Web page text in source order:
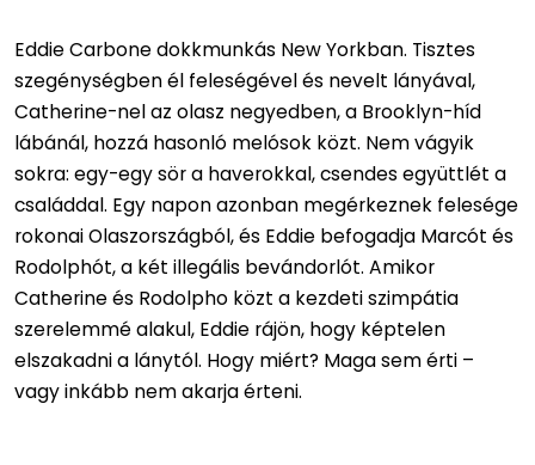
Eddie Carbone dokkmunkás New Yorkban. Tisztes
szegénységben él feleségével és nevelt lányával,
Catherine-nel az olasz negyedben, a Brooklyn-híd
lábánál, hozzá hasonló melósok közt. Nem vágyik
sokra: egy-egy sör a haverokkal, csendes együttlét a
családdal. Egy napon azonban megérkeznek felesége
rokonai Olaszországból, és Eddie befogadja Marcót és
Rodolphót, a két illegális bevándorlót. Amikor
Catherine és Rodolpho közt a kezdeti szimpátia
szerelemmé alakul, Eddie rájön, hogy képtelen
elszakadni a lánytól. Hogy miért? Maga sem érti –
vagy inkább nem akarja érteni.